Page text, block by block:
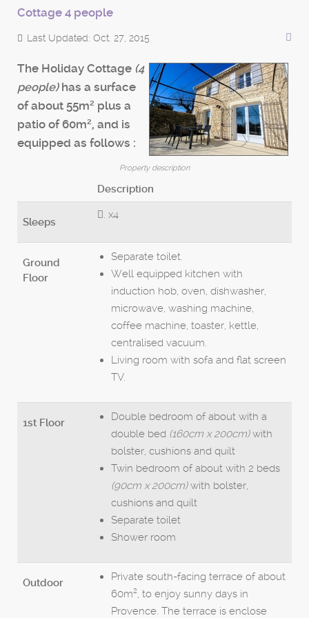
Cottage 4 people
Last Updated: Oct. 27, 2015
The Holiday Cottage (4
people)has a surface
of about 55m2 plus a
patio of 60m2, and is
equipped as follows :
Property description
Description
Sleeps
. x4
Ground
Floor
Separate toilet.
Well equipped kitchen with
induction hob, oven, dishwasher,
microwave, washing machine,
coffee machine, toaster, kettle,
centralised vacuum.
Living room with sofa and flat screen
TV.
1st Floor
Double bedroom of about with a
double bed (160cm x 200cm)with
bolster, cushions and quilt
Twin bedroom of about with 2 beds
(90cm x 200cm)with bolster,
cushions and quilt
Separate toilet
Shower room
Outdoor
Private south-facing terrace of about
60m2, to enjoy sunny days in
Provence. The terrace is enclose